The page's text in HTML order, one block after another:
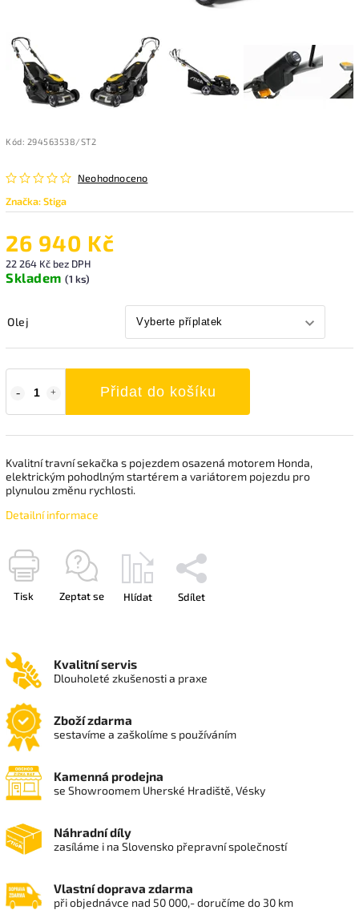
Kód: 294563538/ST2
Neohodnoceno
Značka:Stiga
26 940 Kč
22 264 Kč bez DPH
Skladem (1 ks)
Olej
Přidat do košíku
Kvalitní travní sekačka s pojezdem osazená motorem Honda,
elektrickým pohodlným startérem a variátorem pojezdu pro
plynulou změnu rychlosti.
Detailní informace
Tisk Zeptat se Hlídat Sdílet
Kvalitní servis
Dlouholeté zkušenosti a praxe
Zboží zdarma
sestavíme a zaškolíme s používáním
Kamenná prodejna
se Showroomem Uherské Hradiště, Vésky
Náhradní díly
zasíláme i na Slovensko přepravní společností
Vlastní doprava zdarma
při objednávce nad 50 000,- doručíme do 30 km